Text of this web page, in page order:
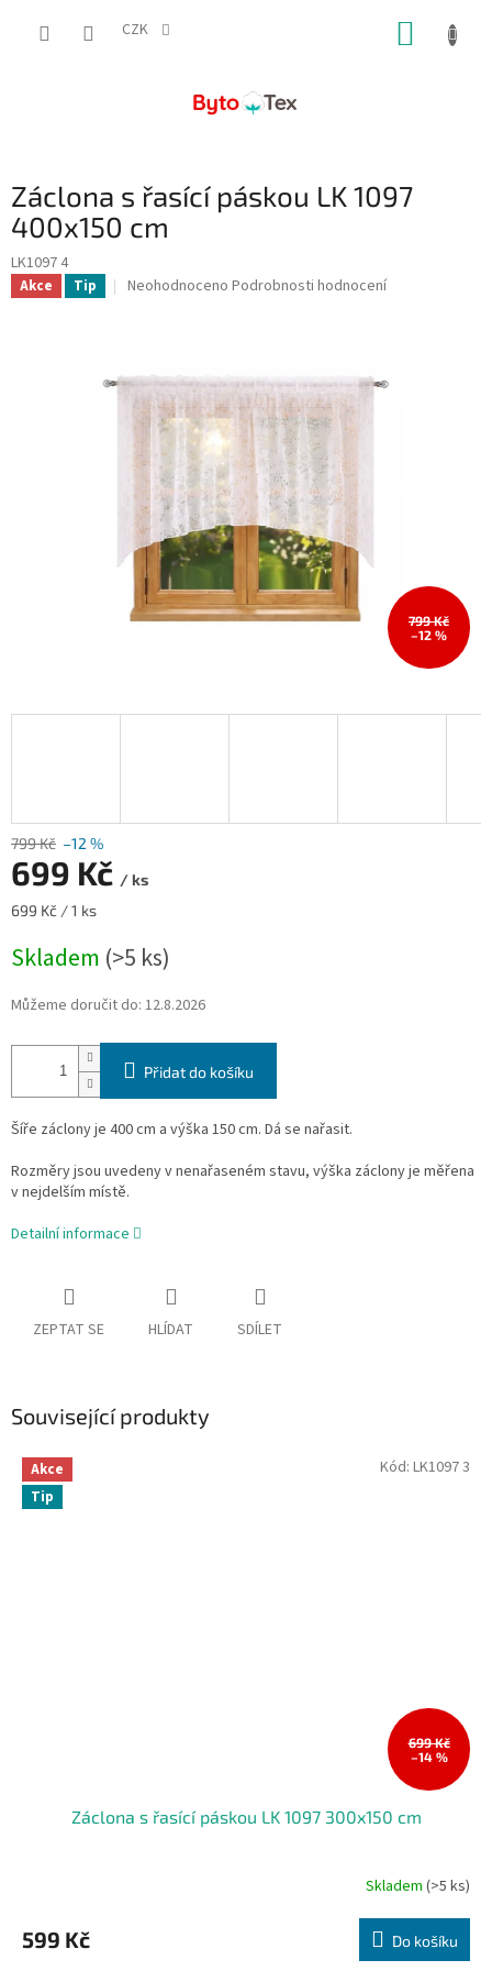
CZK
Záclona s řasící páskou LK 1097
400x150 cm
LK1097 4
Akce Tip
Průměrné
z
hvězdiček.
Neohodnoceno Podrobnosti hodnocení
799 Kč
–12 %
799 Kč –12 %
699 Kč / ks
Měrná
699 Kč / 1 ks
Skladem (>5 ks)
Můžeme doručit do: 12.8.2026
Přidat do košíku
Šíře záclony je 400 cm a výška 150 cm. Dá se nařasit.
Rozměry jsou uvedeny v nenařaseném stavu, výška záclony je měřena
v nejdelším místě.
Detailní informace
ZEPTAT SE HLÍDAT SDÍLET
Související produkty
Akce
Tip
699 Kč
–14 %
Záclona s řasící páskou LK 1097 300x150 cm
Skladem (>5 ks)
599 Kč Do košíku
Kód: LK1097 3